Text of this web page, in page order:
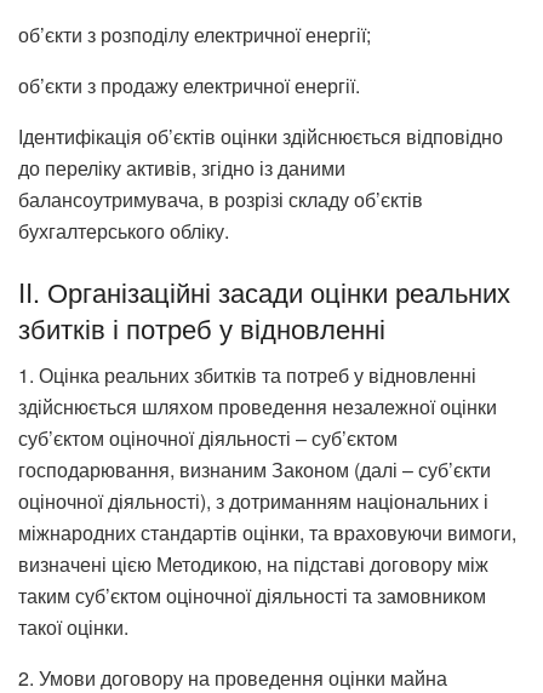
об’єкти з розподілу електричної енергії;
об’єкти з продажу електричної енергії.
Ідентифікація об’єктів оцінки здійснюється відповідно
до переліку активів, згідно із даними
балансоутримувача, в розрізі складу об’єктів
бухгалтерського обліку.
II. Організаційні засади оцінки реальних
збитків і потреб у відновленні
1. Оцінка реальних збитків та потреб у відновленні
здійснюється шляхом проведення незалежної оцінки
суб’єктом оціночної діяльності – суб’єктом
господарювання, визнаним Законом (далі – суб’єкти
оціночної діяльності), з дотриманням національних і
міжнародних стандартів оцінки, та враховуючи вимоги,
визначені цією Методикою, на підставі договору між
таким суб’єктом оціночної діяльності та замовником
такої оцінки.
2. Умови договору на проведення оцінки майна